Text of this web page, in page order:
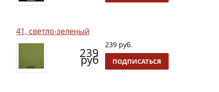
41, светло-зеленый
239
руб
239 руб.
ПОДПИСАТЬСЯ